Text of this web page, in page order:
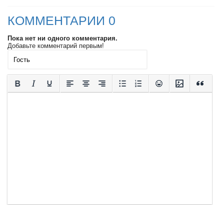
КОММЕНТАРИИ 0
Пока нет ни одного комментария.
Добавьте комментарий первым!